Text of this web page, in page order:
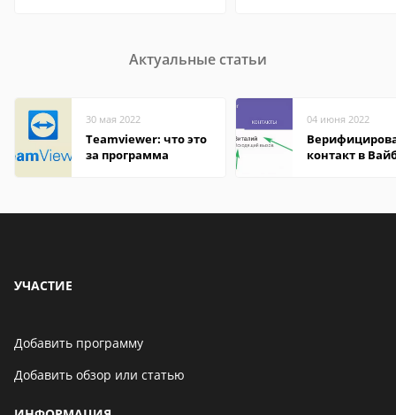
Актуальные статьи
30 мая 2022
Teamviewer: что это
за программа
04 июня 2022
контакт в
УЧАСТИЕ
Добавить программу
Добавить обзор или статью